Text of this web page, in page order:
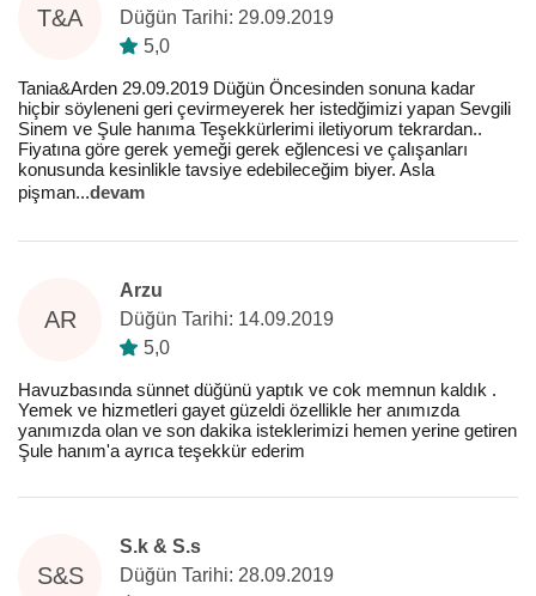
T&A
Düğün Tarihi: 29.09.2019
5,0
Tania&Arden 29.09.2019 Düğün Öncesinden sonuna kadar
hiçbir söyleneni geri çevirmeyerek her istedğimizi yapan Sevgili
Sinem ve Şule hanıma Teşekkürlerimi iletiyorum tekrardan..
Fiyatına göre gerek yemeği gerek eğlencesi ve çalışanları
konusunda kesinlikle tavsiye edebileceğim biyer. Asla
pişman...devam
AR
Arzu
Düğün Tarihi: 14.09.2019
5,0
Havuzbasında sünnet düğünü yaptık ve cok memnun kaldık .
Yemek ve hizmetleri gayet güzeldi özellikle her anımızda
yanımızda olan ve son dakika isteklerimizi hemen yerine getiren
Şule hanım'a ayrıca teşekkür ederim
S&S
S.k & S.s
Düğün Tarihi: 28.09.2019